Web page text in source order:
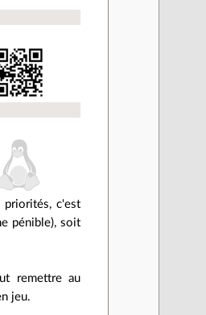
priorités, c'est
pénible), soit
remettre au
jeu.